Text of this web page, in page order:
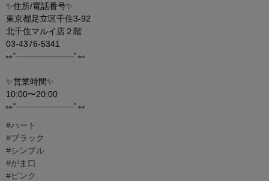
✨住所/電話番号✨
東京都足立区千住3-92
北千住マルイ店２階
03-4376-5341
⑅︎∙︎˚┈︎┈︎┈︎┈︎┈︎┈︎┈︎┈︎┈︎┈︎┈︎┈︎˚∙︎⑅︎
✨営業時間✨
10:00〜20:00
⑅︎∙︎˚┈︎┈︎┈︎┈︎┈︎┈︎┈︎┈︎┈︎┈︎┈︎┈︎˚∙︎⑅︎
#ハート
#ブラック
#シンプル
#がま口
#ピンク